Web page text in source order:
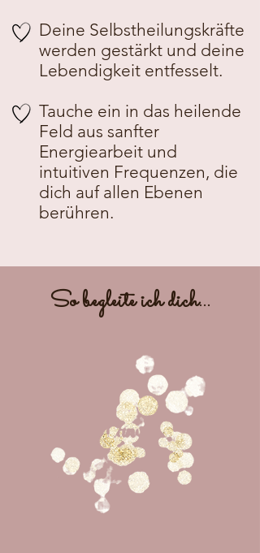
Deine Selbstheilungskräfte
werden gestärkt und deine
Lebendigkeit entfesselt​.
Tauche ein in das heilende
Feld aus sanfter
Energiearbeit und
intuitiven Frequenzen, die
dich auf allen Ebenen
berühren.
So begleite ich dich...